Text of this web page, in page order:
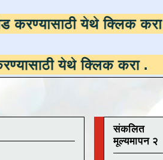
,डाउनलोड करण्यासाठी
क्लिक करा.
संकलित
मूल्यमापन २